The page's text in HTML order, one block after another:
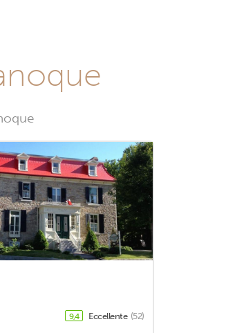
9,4 Eccellente (52)